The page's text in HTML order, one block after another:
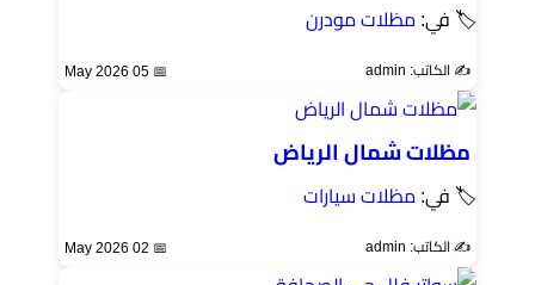
🏷 في: مظلات مودرن
✍️ الكاتب: admin 📅 05 May 2026
مظلات شمال الرياض
🏷 في: مظلات سيارات
✍️ الكاتب: admin 📅 02 May 2026